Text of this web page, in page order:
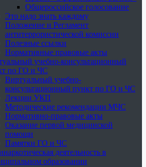
Общероссийское голосование
Это надо знать каждому
Положение и Регламент
антитеррористической комиссии
Полезные ссылки
Нормативные правовые акты
учебно-консультационный
по ГО и ЧС
Виртуальный учебно-
консультационный пункт по ГО и ЧС
Лекции УКП
Методические рекомендации МЧС
Нормативно-правовые акты
Оказание первой медицинской
помощи
Памятки ГО и ЧС
деятельность в
образовании